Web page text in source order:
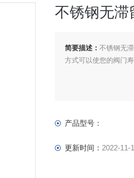
不锈钢无滞
简要描述：不锈钢无
方式可以使您的阀门
产品型号：
更新时间： 2022-11-